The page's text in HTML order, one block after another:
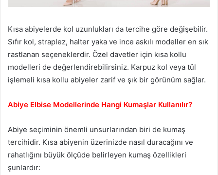
Kısa abiyelerde kol uzunlukları da tercihe göre değişebilir.
Sıfır kol, straplez, halter yaka ve ince askılı modeller en sık
rastlanan seçeneklerdir. Özel davetler için kısa kollu
modelleri de değerlendirebilirsiniz. Karpuz kol veya tül
işlemeli kısa kollu abiyeler zarif ve şık bir görünüm sağlar.
Abiye Elbise Modellerinde Hangi Kumaşlar Kullanılır?
Abiye seçiminin önemli unsurlarından biri de kumaş
tercihidir. Kısa abiyenin üzerinizde nasıl duracağını ve
rahatlığını büyük ölçüde belirleyen kumaş özellikleri
şunlardır: